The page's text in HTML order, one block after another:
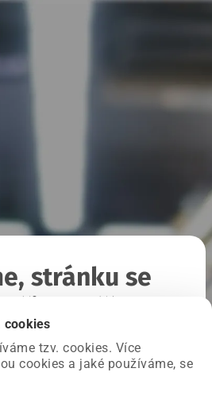
cookies
tzv. cookies. Více
cookies a jaké používáme, se
stránku se
straně a už ji opravujeme.
načíst požadovanou stránku.